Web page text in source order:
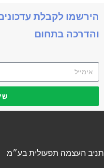
הירשמו לקבלת
והדרכה בתחום
תניב העצמה תפעולית בע״מ